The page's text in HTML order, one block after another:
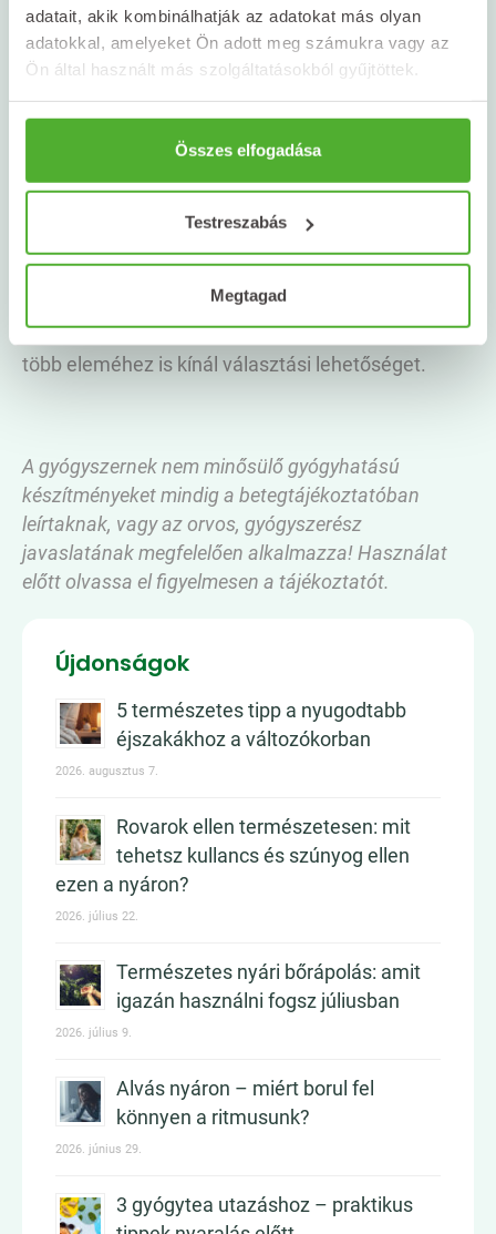
adatait, akik kombinálhatják az adatokat más olyan
adatokkal, amelyeket Ön adott meg számukra vagy az
Ön által használt más szolgáltatásokból gyűjtöttek.
Összes elfogadása
Testreszabás
Megtagad
Kellemes illatok használataaz otthoni
hangulat megteremtéséhez.
Tudatos odafigyelés a kiegyensúlyozott
, benne a megfelelő
Rendszeres lefekvési idő kialakítása.
részévé válhatnak a mindennapoknak. A
NATURLAND széles termékkínálatával az esti rutin
több eleméhez is kínál választási lehetőséget.
A gyógyszernek nem minősülő gyógyhatású
készítményeket mindig a betegtájékoztatóban
leírtaknak, vagy az orvos, gyógyszerész
javaslatának megfelelően alkalmazza! Használat
előtt olvassa el figyelmesen a tájékoztatót.
Újdonságok
5 természetes tipp a nyugodtabb
éjszakákhoz a változókorban
2026. augusztus 7.
Rovarok ellen természetesen: mit
tehetsz kullancs és szúnyog ellen
ezen a nyáron?
2026. július 22.
Természetes nyári bőrápolás: amit
igazán használni fogsz júliusban
2026. július 9.
Alvás nyáron – miért borul fel
könnyen a ritmusunk?
2026. június 29.
3 gyógytea utazáshoz – praktikus